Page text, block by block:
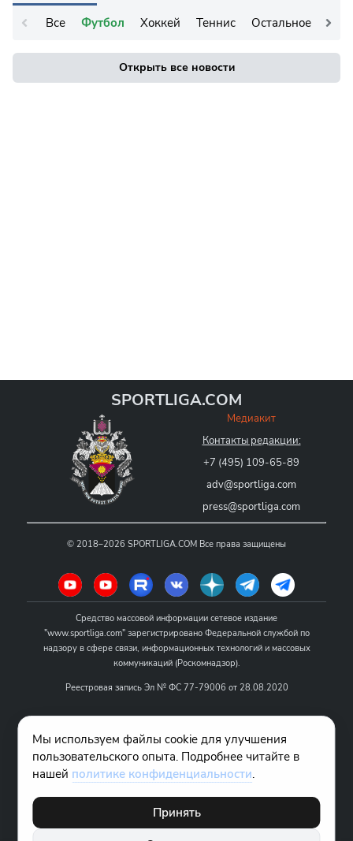
Все Футбол Хоккей Теннис Остальное
Открыть все новости
SPORTLIGA.COM
Медиакит
Контакты редакции:
+7 (495) 109-65-89
adv@sportliga.com
press@sportliga.com
© 2018–2026 SPORTLIGA.COM Все права защищены
Средство массовой информации сетевое издание
"www.sportliga.com" зарегистрировано Федеральной службой по
надзору в сфере связи, информационных технологий и массовых
коммуникаций (Роскомнадзор).
Реестровая запись Эл № ФС 77-79006 от 28.08.2020
Название - www.sportliga.com
Учредитель СМИ сетевого издания "www.sportliga.com": ИП Чамин
О.Н.
Главный редактор СМИ сетевого издания "www.sportliga.com":
Хаимов Д.И.
18+
Мы используем файлы cookie для улучшения
пользовательского опыта. Подробнее читайте в
нашей политике конфиденциальности.
Принять